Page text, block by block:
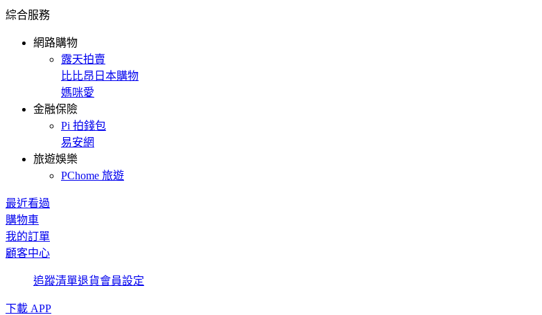
綜合服務
網路購物
露天拍賣
比比昂日本購物
媽咪愛
金融保險
Pi 拍錢包
易安網
旅遊娛樂
PChome 旅遊
最近看過
購物車
我的訂單
顧客中心
追蹤清單退貨會員設定
下載 APP